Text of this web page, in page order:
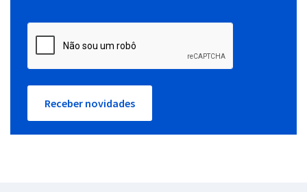
Receber novidades